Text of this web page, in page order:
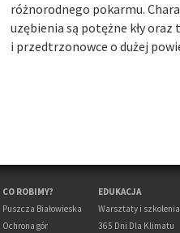
różnorodnego pokarmu.
uzębienia są potężne kły oraz
i przedtrzonowce o dużej
CO ROBIMY?
Puszcza Białowieska
Ochrona gór
EDUKACJA
Warsztaty i szkolenia
365 Dni Dla Klimatu